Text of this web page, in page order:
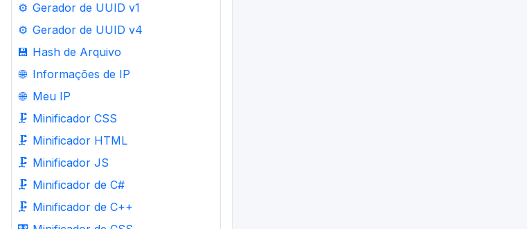
⚙️ Gerador de UUID v1
⚙️ Gerador de UUID v4
💾 Hash de Arquivo
🌐 Informações de IP
🌐 Meu IP
🗜️ Minificador CSS
🗜️ Minificador HTML
🗜️ Minificador JS
🗜️ Minificador de C#
🗜️ Minificador de C++